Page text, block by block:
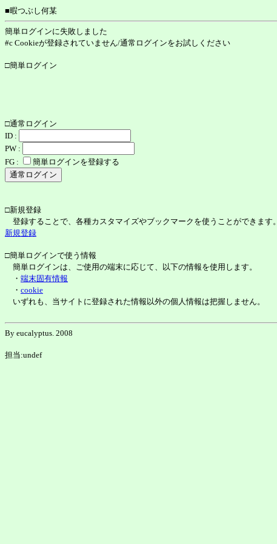
■暇つぶし何某
簡単ログインに失敗しました
#c Cookieが登録されていません/通常ログインをお試しください
□簡単ログイン
□通常ログイン
ID :
PW :
FG :
簡単ログインを登録する
□新規登録
登録することで、各種カスタマイズやブックマークを使うことができます。
新規登録
□簡単ログインで使う情報
簡単ログインは、ご使用の端末に応じて、以下の情報を使用します。
・ 端末固有情報
・ cookie
いずれも、当サイトに登録された情報以外の個人情報は把握しません。
By eucalyptus. 2008
担当:undef